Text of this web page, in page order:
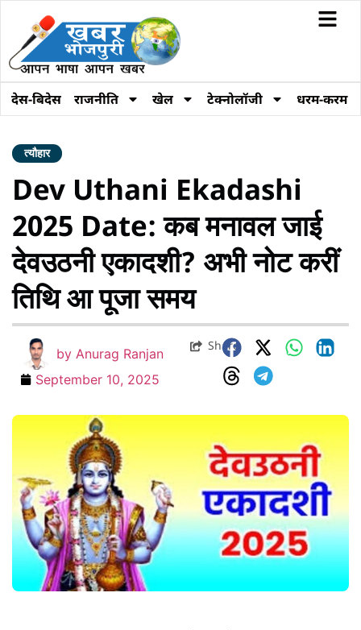
देस-बिदेस राजनीति खेल टेक्नोलॉजी धरम-करम
त्यौहार
Dev Uthani Ekadashi
2025 Date: कब मनावल जाई
देवउठनी एकादशी? अभी नोट करीं
तिथि आ पूजा समय
by Anurag Ranjan
September 10, 2025
Share